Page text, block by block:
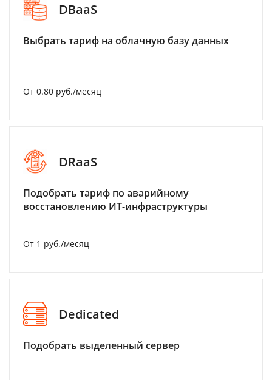
DBaaS
Выбрать тариф на облачную базу данных
От 0.80 руб./месяц
DRaaS
Подобрать тариф по аварийному
восстановлению ИТ-инфраструктуры
От 1 руб./месяц
Dedicated
Подобрать выделенный сервер